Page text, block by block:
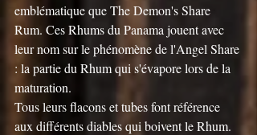
emblématique que The Demon's Share
Rum. Ces Rhums du Panama jouent avec
leur nom sur le phénomène de l'Angel Share
: la partie du Rhum qui s'évapore lors de la
maturation.
Tous leurs flacons et tubes font référence
aux différents diables qui boivent le Rhum.